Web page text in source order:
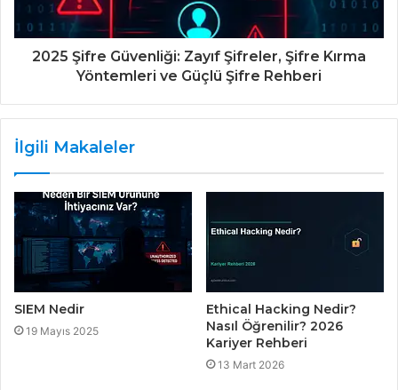
2025 Şifre Güvenliği: Zayıf Şifreler, Şifre Kırma
Yöntemleri ve Güçlü Şifre Rehberi
İlgili Makaleler
SIEM Nedir
19 Mayıs 2025
Ethical Hacking Nedir?
Nasıl Öğrenilir? 2026
Kariyer Rehberi
13 Mart 2026